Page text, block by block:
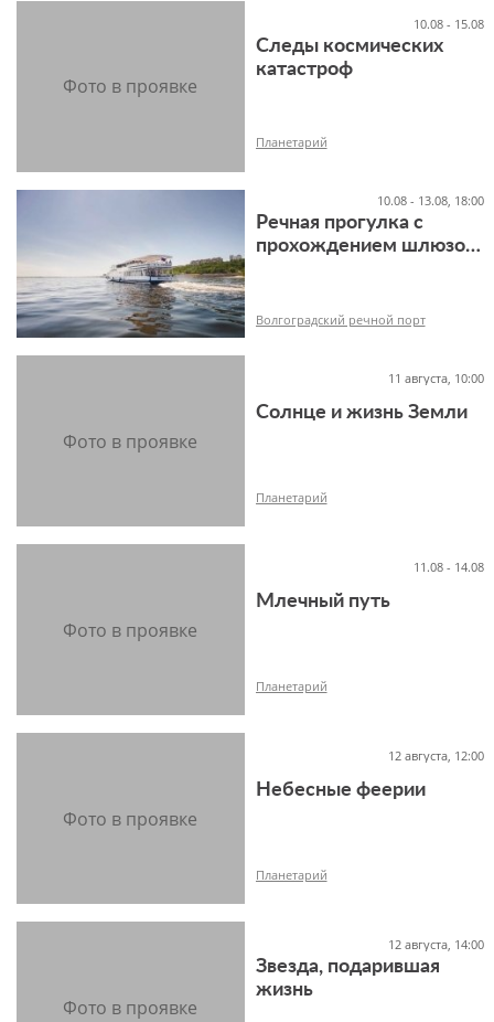
10.08 - 15.08
Следы космических
катастроф
12+
Планетарий
10.08 - 13.08, 18:00
Речная прогулка с
прохождением шлюзов
Волгоградский речной порт
11 августа, 10:00
Солнце и жизнь Земли
Планетарий
11.08 - 14.08
Млечный путь
Планетарий
12 августа, 12:00
Небесные феерии
Планетарий
12 августа, 14:00
Звезда, подарившая
жизнь